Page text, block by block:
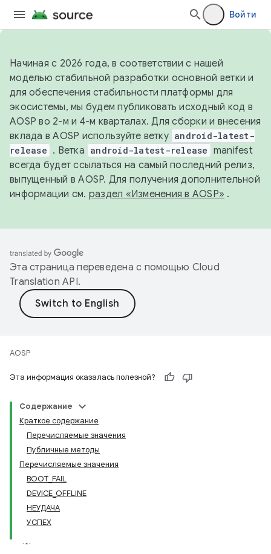
Войти
Начиная с 2026 года, в соответствии с нашей
моделью стабильной разработки основной ветки и
для обеспечения стабильности платформы для
экосистемы, мы будем публиковать исходный код в
AOSP во 2-м и 4-м кварталах. Для сборки и внесения
вклада в AOSP используйте ветку android-latest-
release . Ветка android-latest-release manifest
всегда будет ссылаться на самый последний релиз,
выпущенный в AOSP. Для получения дополнительной
информации см. раздел «Изменения в AOSP» .
Эта страница переведена с помощью Cloud
Translation API.
AOSP
Эта информация оказалась полезной?
Содержание
Краткое содержание
Перечисляемые значения
Публичные методы
Перечисляемые значения
BOOT_FAIL
DEVICE_OFFLINE
НЕУДАЧА
УСПЕХ